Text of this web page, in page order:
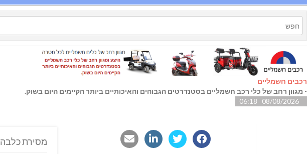
רכבים חשמליים
- מגוון רחב של כלי רכב חשמליים בסטנדרטים הגבוהים והאיכותיים ביותר הקיימים היום בשוק.
08/08/2026 06:18
מסירת כלבה